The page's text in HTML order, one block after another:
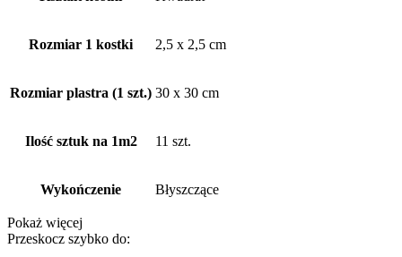
Rozmiar 1 kostki 2,5 x 2,5 cm
Rozmiar plastra (1 szt.) 30 x 30 cm
Ilość sztuk na 1m2 11 szt.
Wykończenie Błyszczące
Pokaż więcej
Przeskocz szybko do: